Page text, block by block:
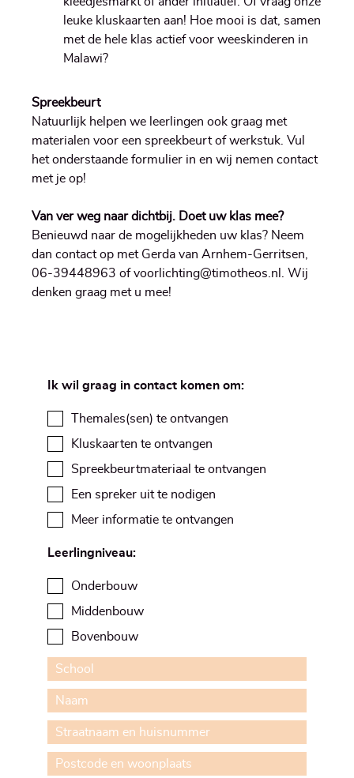
leuke kluskaarten aan! Hoe mooi is dat, samen
met de hele klas actief voor weeskinderen in
Malawi?
Spreekbeurt
Natuurlijk helpen we leerlingen ook graag met
materialen voor een spreekbeurt of werkstuk. Vul
het onderstaande formulier in en wij nemen contact
met je op!
Van ver weg naar dichtbij. Doet uw klas mee?
Benieuwd naar de mogelijkheden uw klas? Neem
dan contact op met Gerda van Arnhem-Gerritsen,
06-39448963 ofvoorlichting@timotheos.nl
. Wij
denken graag met u mee!
Ik wil graag in contact komen om:
Themales(sen) te ontvangen
Kluskaarten te ontvangen
Spreekbeurtmateriaal te ontvangen
Een spreker uit te nodigen
Meer informatie te ontvangen
Leerlingniveau:
Onderbouw
Middenbouw
Bovenbouw